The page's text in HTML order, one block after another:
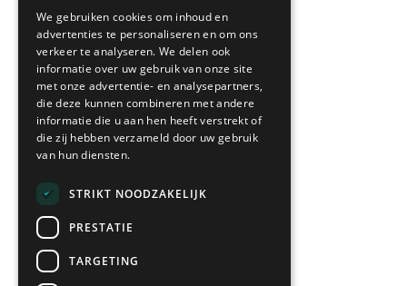
• vandaag open 12:00-18:00
Maandag*
Dinsdag
09:00 - 18:00
Woensdag
09:00 - 18:00
Donderdag
Vrijdag
We gebruiken cookies om inhoud en
advertenties te personaliseren en om ons
verkeer te analyseren. We delen ook
informatie over uw gebruik van onze site
met onze advertentie- en analysepartners,
die deze kunnen combineren met andere
informatie die u aan hen heeft verstrekt of
die zij hebben verzameld door uw gebruik
van hun diensten.
STRIKT NOODZAKELIJK
PRESTATIE
TARGETING